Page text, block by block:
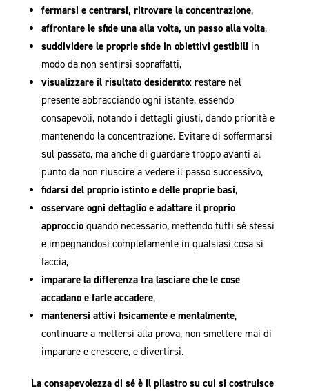
fermarsi e centrarsi, ritrovare la concentrazione,
affrontare le sfide una alla volta, un passo alla volta,
suddividere le proprie sfide in obiettivi gestibili in
modo da non sentirsi sopraffatti,
visualizzare il risultato desiderato: restare nel
presente abbracciando ogni istante, essendo
consapevoli, notando i dettagli giusti, dando priorità e
mantenendo la concentrazione. Evitare di soffermarsi
sul passato, ma anche di guardare troppo avanti al
punto da non riuscire a vedere il passo successivo,
fidarsi del proprio istinto e delle proprie basi,
osservare ogni dettaglio e adattare il proprio
approccioquando necessario, mettendo tutti sé stessi
e impegnandosi completamente in qualsiasi cosa si
faccia,
imparare la differenza tra lasciare che le cose
accadano e farle accadere,
mantenersi attivi fisicamente e mentalmente,
continuare a mettersi alla prova, non smettere mai di
imparare e crescere, e divertirsi.
La consapevolezza di sé è il pilastro su cui si costruisce